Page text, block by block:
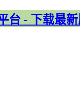
台 - 下载最